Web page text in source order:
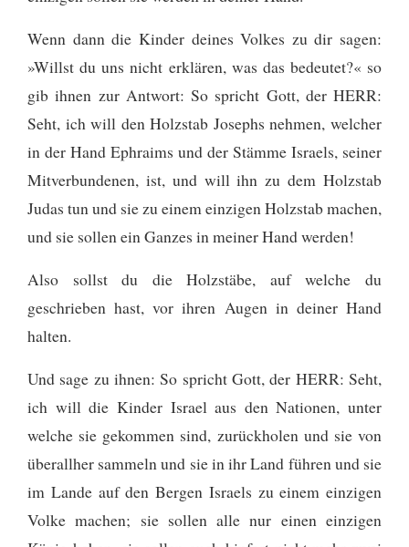
Wenn dann die Kinder deines Volkes zu dir sagen:
»Willst du uns nicht erklären, was das bedeutet?« so
gib ihnen zur Antwort: So spricht Gott, der HERR:
Seht, ich will den Holzstab Josephs nehmen, welcher
in der Hand Ephraims und der Stämme Israels, seiner
Mitverbundenen, ist, und will ihn zu dem Holzstab
Judas tun und sie zu einem einzigen Holzstab machen,
und sie sollen ein Ganzes in meiner Hand werden!
Also sollst du die Holzstäbe, auf welche du
geschrieben hast, vor ihren Augen in deiner Hand
halten.
Und sage zu ihnen: So spricht Gott, der HERR: Seht,
ich will die Kinder Israel aus den Nationen, unter
welche sie gekommen sind, zurückholen und sie von
überallher sammeln und sie in ihr Land führenund sie
im Lande auf den Bergen Israels zu einem einzigen
Volke machen; sie sollen alle nur einen einzigen